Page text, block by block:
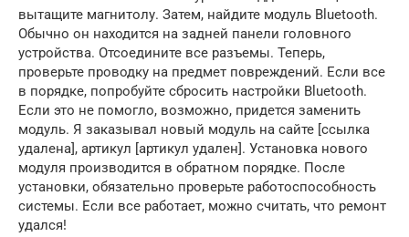
вытащите магнитолу. Затем, найдите модуль Bluetooth.
Обычно он находится на задней панели головного
устройства. Отсоедините все разъемы. Теперь,
проверьте проводку на предмет повреждений. Если все
в порядке, попробуйте сбросить настройки Bluetooth.
Если это не помогло, возможно, придется заменить
модуль. Я заказывал новый модуль на сайте [ссылка
удалена], артикул [артикул удален]. Установка нового
модуля производится в обратном порядке. После
установки, обязательно проверьте работоспособность
системы. Если все работает, можно считать, что ремонт
удался!